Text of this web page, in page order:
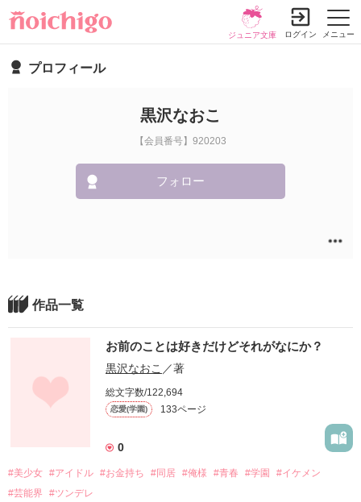
メニュー
ジュニア文庫 ログイン
プロフィール
黒沢なおこ
【会員番号】920203
フォロー
作品一覧
お前のことは好きだけどそれがなにか？
黒沢なおこ ／著
総文字数/122,694
恋愛(学園) 133ページ
0
#美少女 #アイドル #お金持ち #同居 #俺様 #青春 #学園
#イケメン
#芸能界
#ツンデレ